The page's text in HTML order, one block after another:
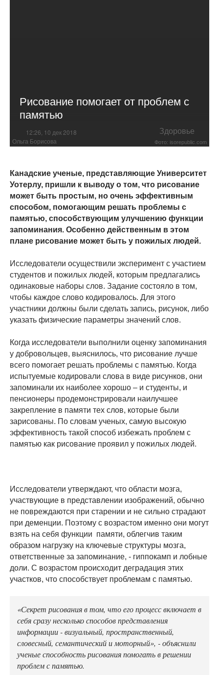
Рисование помогает от проблем с
памятью
12:26, 10 дек 2018 Здоровье
Ольга Борисова Фото: isorepublic.com
Канадские ученые, представляющие Университет
Уотерлу, пришли к выводу о том, что рисование
может быть простым, но очень эффективным
способом, помогающим решать проблемы с
памятью, способствующим улучшению функции
запоминания. Особенно действенным в этом
плане рисование может быть у пожилых людей.
Исследователи осуществили эксперимент с участием
студентов и пожилых людей, которым предлагались
одинаковые наборы слов. Задание состояло в том,
чтобы каждое слово кодировалось. Для этого
участники должны были сделать запись, рисунок, либо
указать физические параметры значений слов.
Когда исследователи выполнили оценку запоминания
у добровольцев, выяснилось, что рисование лучше
всего помогает решать проблемы с памятью. Когда
испытуемые кодировали слова в виде рисунков, они
запоминали их наиболее хорошо – и студенты, и
пенсионеры продемонстрировали наилучшее
закрепление в памяти тех слов, которые были
зарисованы. По словам ученых, самую высокую
эффективность такой способ избежать проблем с
памятью как рисование проявил у пожилых людей.
Исследователи утверждают, что области мозга,
участвующие в представлении изображений, обычно
не повреждаются при старении и не сильно страдают
при деменции. Поэтому с возрастом именно они могут
взять на себя функции памяти, облегчив таким
образом нагрузку на ключевые структуры мозга,
ответственные за запоминание, - гиппокамп и лобные
доли. С возрастом происходит деградация этих
участков, что способствует проблемам с памятью.
«Секрет рисования в том, что его процесс включает в
себя сразу несколько способов представления
информации - визуальный, пространственный,
словесный, семантический и моторный», - объяснили
ученые способность рисования помогать в решении
проблем с памятью.